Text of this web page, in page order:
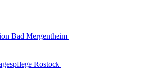
Bad Mergentheim
Rostock